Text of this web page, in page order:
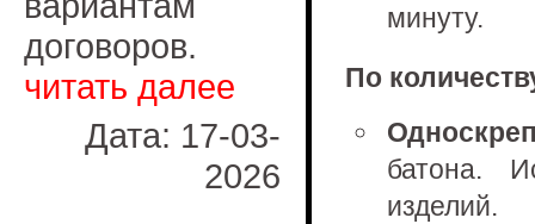
договоров.
читать далее
Дата: 17-03-
2026
минуту.
По
батона.
изделий.